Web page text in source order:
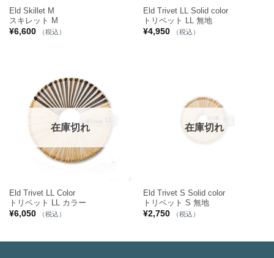
Eld Skillet M
スキレット M
¥6,600 （税込）
Eld Trivet LL Solid color
トリベット LL 無地
¥4,950 （税込）
在庫切れ
Eld Trivet LL Color
トリベット LL カラー
¥6,050 （税込）
在庫切れ
Eld Trivet S Solid color
トリベット S 無地
¥2,750 （税込）